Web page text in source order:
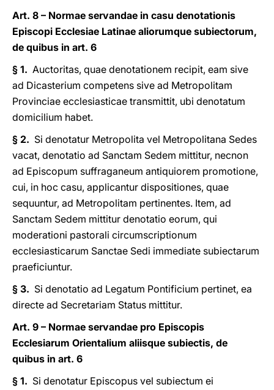
Art. 8 – Normae servandae in casu denotationis
Episcopi Ecclesiae Latinae aliorumque subiectorum,
de quibus in art. 6
§ 1. Auctoritas, quae denotationem recipit, eam sive
ad Dicasterium competens sive ad Metropolitam
Provinciae ecclesiasticae transmittit, ubi denotatum
domicilium habet.
§ 2. Si denotatur Metropolita vel Metropolitana Sedes
vacat, denotatio ad Sanctam Sedem mittitur, necnon
ad Episcopum suffraganeum antiquiorem promotione,
cui, in hoc casu, applicantur dispositiones, quae
sequuntur, ad Metropolitam pertinentes. Item, ad
Sanctam Sedem mittitur denotatio eorum, qui
moderationi pastorali circumscriptionum
ecclesiasticarum Sanctae Sedi immediate subiectarum
praeficiuntur.
§ 3. Si denotatio ad Legatum Pontificium pertinet, ea
directe ad Secretariam Status mittitur.
Art. 9 – Normae servandae pro Episcopis
Ecclesiarum Orientalium aliisque subiectis, de
quibus in art. 6
§ 1. Si denotatur Episcopus vel subiectum ei